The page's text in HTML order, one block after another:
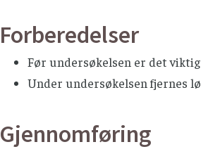
Forberedelser
Før undersøkelsen er det
Under undersøkelsen fjernes
Gjennomføring